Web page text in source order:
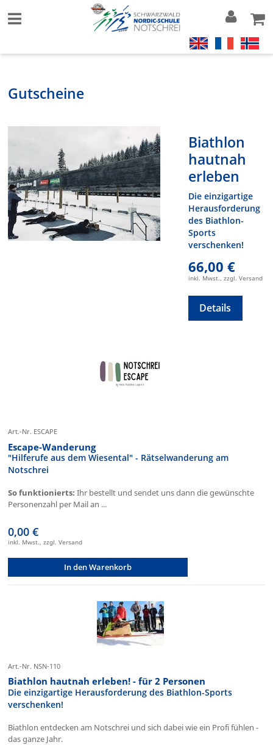
Gutscheine
Biathlon
hautnah
erleben
Die einzigartige
Herausforderung
des Biathlon-
Sports
verschenken!
66,00 €
inkl. Mwst., zzgl. Versand
Details
Art.-Nr. ESCAPE
Escape-Wanderung
"Hilferufe aus dem Wiesental" - Rätselwanderung am
Notschrei
So funktionierts: Ihr bestellt und sendet uns dann die gewünschte
Personenzahl per Mail an ...
0,00 €
inkl. Mwst., zzgl. Versand
In den Warenkorb
Art.-Nr. NSN-110
Biathlon hautnah erleben! - für 2 Personen
Die einzigartige Herausforderung des Biathlon-Sports
verschenken!
Biathlon entdecken am Notschrei und sich dabei wie ein Profi fühlen -
das ganze Jahr.